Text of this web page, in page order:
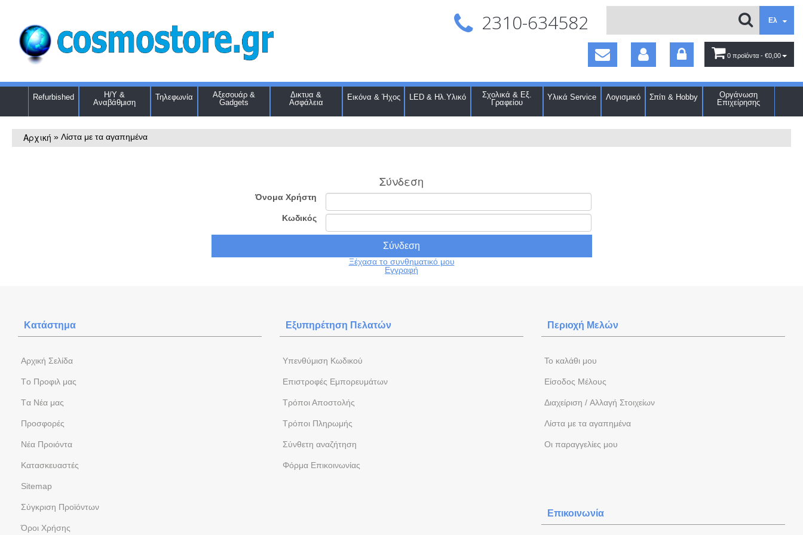
Ελ
2310-634582
0 προϊόντα - €0,00
Refurbished
Η/Υ &
Αναβάθμιση
Τηλεφωνία
Αξεσουάρ &
Gadgets
Δικτυα &
Ασφάλεια
Εικόνα & Ήχος LED & Ηλ.Υλικό
Σχολικά & Εξ.
Γραφείου
Υλικά Service Λογισμικό Σπίτι & Hobby
Οργάνωση
Επιχείρησης
Αρχική » Λίστα με τα αγαπημένα
Σύνδεση
Όνομα Χρήστη
Κωδικός
Ξέχασα το συνθηματικό μου
Εγγραφή
Κατάστημα
Aρχική Σελίδα
Tο Προφιλ μας
Tα Νέα μας
Προσφορές
Νέα Προιόντα
Kατασκευαστές
Sitemap
Σύγκριση Προϊόντων
Όροι Χρήσης
Εξυπηρέτηση Πελατών
Yπενθύμιση Κωδικού
Επιστροφές Εμπορευμάτων
Τρόποι Αποστολής
Τρόποι Πληρωμής
Σύνθετη αναζήτηση
Φόρμα Eπικοινωνίας
Περιοχή Mελών
To καλάθι μου
Eίσοδος Μέλους
Διαχείριση / Aλλαγή Στοιχείων
Λίστα με τα αγαπημένα
Oι παραγγελίες μου
Επικοινωνία